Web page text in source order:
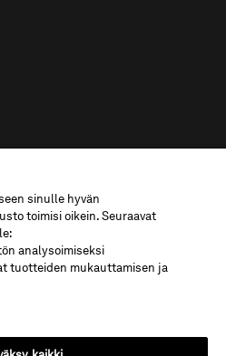
sinulle hyvän
toimisi oikein. Seuraavat
analysoimiseksi
tuotteiden mukauttamisen ja